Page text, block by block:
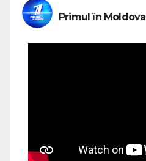
Primul în Moldova